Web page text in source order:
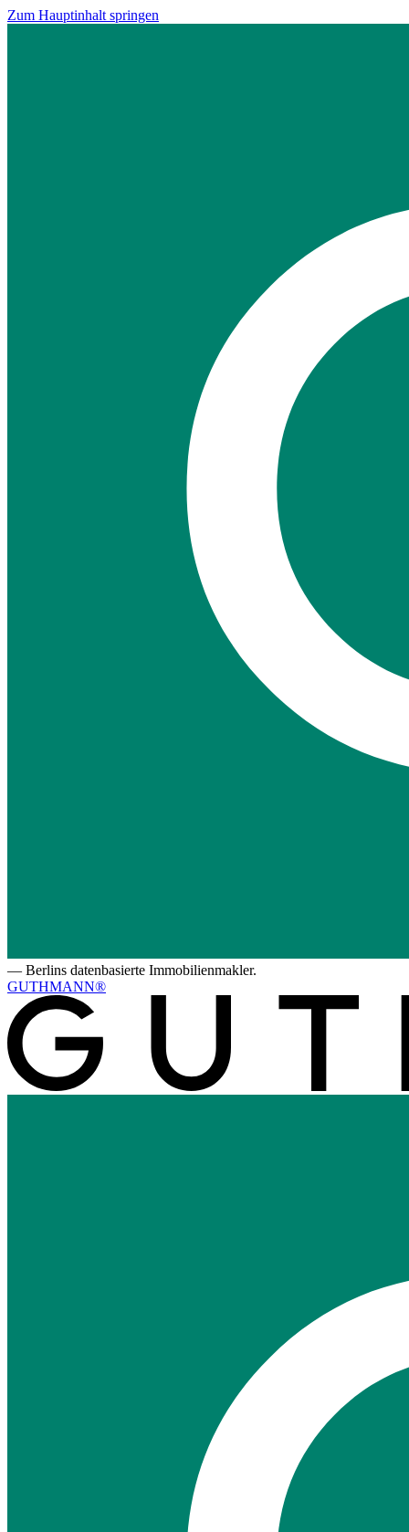
Zum Hauptinhalt springen
— Berlins datenbasierte Immobilienmakler.
GUTHMANN®